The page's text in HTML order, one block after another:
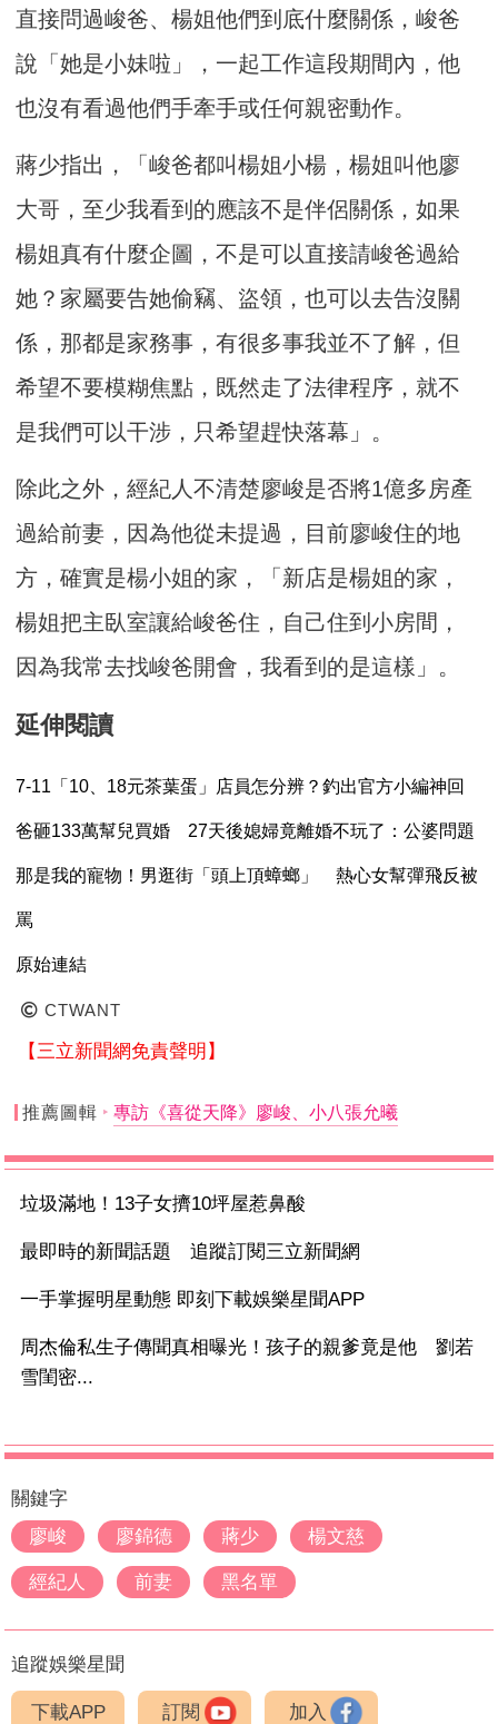
直接問過峻爸、楊姐他們到底什麼關係，峻爸
說「她是小妹啦」，一起工作這段期間內，他
也沒有看過他們手牽手或任何親密動作。
蔣少指出，「峻爸都叫楊姐小楊，楊姐叫他廖
大哥，至少我看到的應該不是伴侶關係，如果
楊姐真有什麼企圖，不是可以直接請峻爸過給
她？家屬要告她偷竊、盜領，也可以去告沒關
係，那都是家務事，有很多事我並不了解，但
希望不要模糊焦點，既然走了法律程序，就不
是我們可以干涉，只希望趕快落幕」。
除此之外，經紀人不清楚廖峻是否將1億多房產
過給前妻，因為他從未提過，目前廖峻住的地
方，確實是楊小姐的家，「新店是楊姐的家，
楊姐把主臥室讓給峻爸住，自己住到小房間，
因為我常去找峻爸開會，我看到的是這樣」。
延伸閱讀
7-11「10、18元茶葉蛋」店員怎分辨？釣出官方小編神回
爸砸133萬幫兒買婚 27天後媳婦竟離婚不玩了：公婆問題
那是我的寵物！男逛街「頭上頂蟑螂」 熱心女幫彈飛反被
罵
原始連結
CTWANT
【三立新聞網免責聲明】
推薦圖輯 專訪《喜從天降》廖峻、小八張允曦
垃圾滿地！13子女擠10坪屋惹鼻酸
最即時的新聞話題 追蹤訂閱三立新聞網
一手掌握明星動態 即刻下載娛樂星聞APP
周杰倫私生子傳聞真相曝光！孩子的親爹竟是他 劉若
雪閨密...
關鍵字
廖峻
廖錦德 蔣少 楊文慈
經紀人 前妻 黑名單
追蹤娛樂星聞
下載APP 訂閱 加入